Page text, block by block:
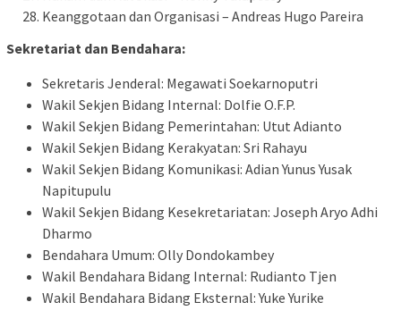
Keanggotaan dan Organisasi – Andreas Hugo Pareira
Sekretariat dan Bendahara:
Sekretaris Jenderal: Megawati Soekarnoputri
Wakil Sekjen Bidang Internal: Dolfie O.F.P.
Wakil Sekjen Bidang Pemerintahan: Utut Adianto
Wakil Sekjen Bidang Kerakyatan: Sri Rahayu
Wakil Sekjen Bidang Komunikasi: Adian Yunus Yusak
Napitupulu
Wakil Sekjen Bidang Kesekretariatan: Joseph Aryo Adhi
Dharmo
Bendahara Umum: Olly Dondokambey
Wakil Bendahara Bidang Internal: Rudianto Tjen
Wakil Bendahara Bidang Eksternal: Yuke Yurike